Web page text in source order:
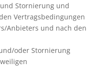
Stornierung und
Vertragsbedingungen
Anbieters und nach den
oder Stornierung